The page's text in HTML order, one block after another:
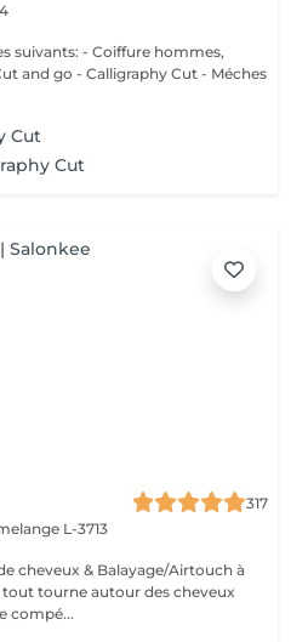
hommes,
go - Calligraphy Cut - Méches
Cut
Cut
317
L-3713
cheveux & Balayage/Airtouch à
beaux. Notre compé...